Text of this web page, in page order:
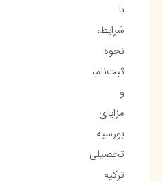
با
شرایط،
نحوه
ثبت‌نام،
و
مزایای
بورسیه‌
تحصیلی
ترکیه